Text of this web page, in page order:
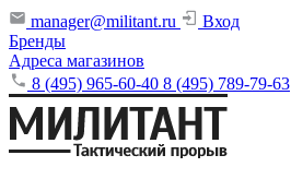
manager@militant.ru
Вход
Бренды
Адреса магазинов
8 (495) 965-60-40 8 (495) 789-79-63